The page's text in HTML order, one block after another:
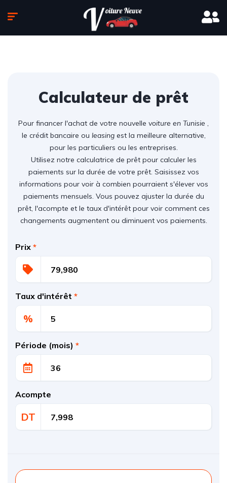
Calculateur de prêt
Pour financer l'achat de votre nouvelle voiture en Tunisie ,
le crédit bancaire ou leasingest la meilleure alternative,
pour les particuliers ou les entreprises.
Utilisez notre calculatrice de prêt pour calculer les
paiements sur la durée de votre prêt. Saisissez vos
informations pour voir à combien pourraient s'élever vos
paiements mensuels. Vous pouvez ajuster la durée du
prêt, l'acompte et le taux d'intérêt pour voir comment ces
changements augmentent ou diminuent vos paiements.
Prix *
Taux d'intérêt *
%
Période (mois) *
Acompte
DT